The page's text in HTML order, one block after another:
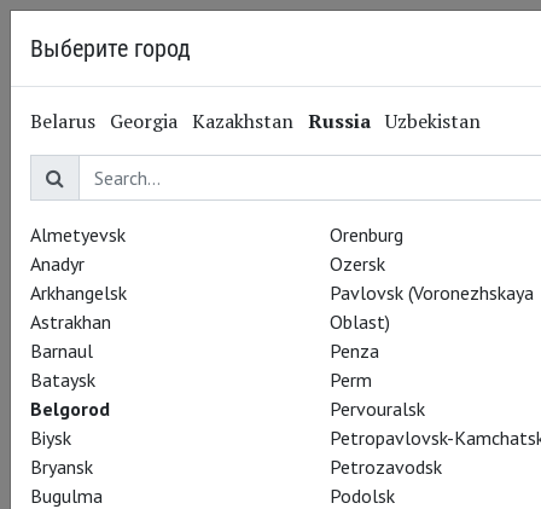
02.06.2014 Shakespeare’s Globe
Театральный киносезон
2014-15: Показы в
Красноярске и
Мытищах
Выберите город
Belarus Georgia Kazakhstan Russia Uzbekistan
Almetyevsk
Anadyr
Arkhangelsk
Astrakhan
Barnaul
Bataysk
Belgorod
Biysk
Bryansk
Bugulma
Orenburg
Ozersk
Pavlovsk (Voronezhskaya
Oblast)
Penza
Perm
Pervouralsk
Petropavlovsk-
Petrozavodsk
Podolsk